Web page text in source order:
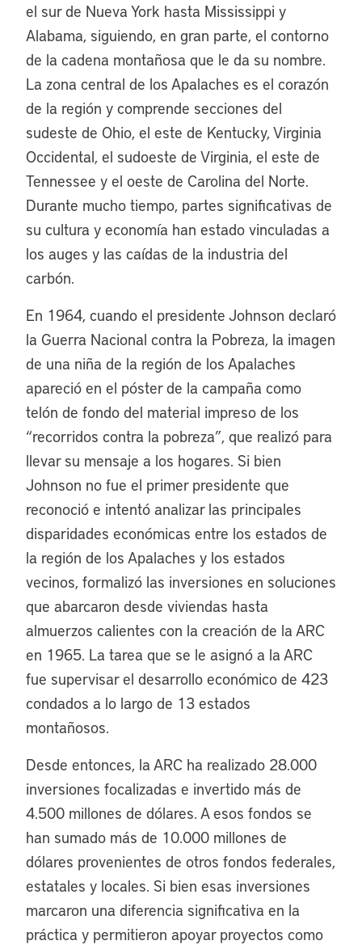
el sur de Nueva York hasta Mississippi y
Alabama, siguiendo, en gran parte, el contorno
de la cadena montañosa que le da su nombre.
La zona central de los Apalaches es el corazón
de la región y comprende secciones del
sudeste de Ohio, el este de Kentucky, Virginia
Occidental, el sudoeste de Virginia, el este de
Tennessee y el oeste de Carolina del Norte.
Durante mucho tiempo, partes significativas de
su cultura y economía han estado vinculadas a
los auges y las caídas de la industria del
carbón.
En 1964, cuando el presidente Johnson declaró
la Guerra Nacional contra la Pobreza, la imagen
de una niña de la región de los Apalaches
apareció en el póster de la campaña como
telón de fondo del material impreso de los
“recorridos contra la pobreza”, que realizó para
llevar su mensaje a los hogares. Si bien
Johnson no fue el primer presidente que
reconoció e intentó analizar las principales
disparidades económicas entre los estados de
la región de los Apalaches y los estados
vecinos, formalizó las inversiones en soluciones
que abarcaron desde viviendas hasta
almuerzos calientes con la creación de la ARC
en 1965. La tarea que se le asignó a la ARC
fue supervisar el desarrollo económico de 423
condados a lo largo de 13 estados
montañosos.
Desde entonces, la ARC ha realizado 28.000
inversiones focalizadas e invertido más de
4.500 millones de dólares. A esos fondos se
han sumado más de 10.000 millones de
dólares provenientes de otros fondos federales,
estatales y locales. Si bien esas inversiones
marcaron una diferencia significativa en la
práctica y permitieron apoyar proyectos como